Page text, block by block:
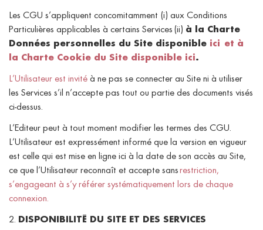
Les CGU s’appliquent concomitamment (i) aux Conditions
Particulières applicables à certains Services (ii) à la Charte
Données personnelles du Site disponible ici et à
la Charte Cookie du Site disponible ici.
L’Utilisateur est invité à ne pas se connecter au Site ni à utiliser
les Services s’il n’accepte pas tout ou partie des documents visés
ci-dessus.
L’Editeur peut à tout moment modifier les termes des CGU.
L’Utilisateur est expressément informé que la version en vigueur
est celle qui est mise en ligne ici à la date de son accès au Site,
ce que l’Utilisateur reconnaît et accepte sansrestriction,
s’engageant à s’y référer systématiquement lors de chaque
connexion.
2. DISPONIBILITÉ DU SITE ET DES SERVICES